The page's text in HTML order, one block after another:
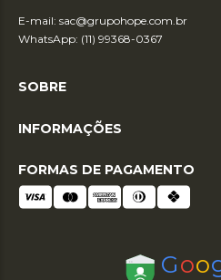
E-mail: sac@grupohope.com.br
WhatsApp: (11) 99368-0367
SOBRE
INFORMAÇÕES
FORMAS DE PAGAMENTO